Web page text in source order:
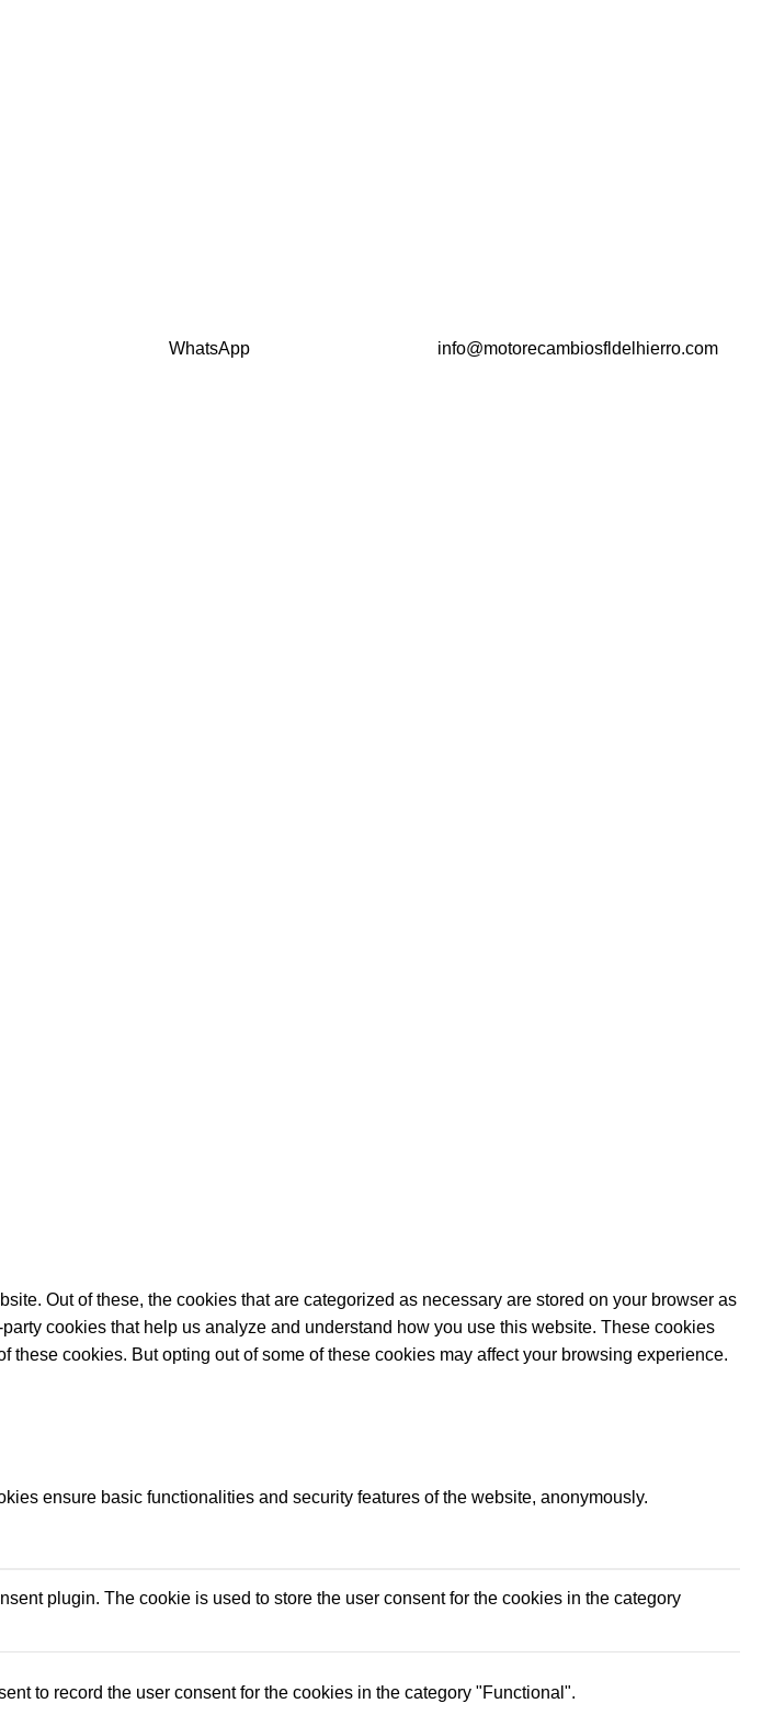
WhatsApp info@motorecambiosfldelhierro.com
Out of these, the cookies that are categorized as necessary are stored on your browser as
cookies that help us analyze and understand how you use this website. These cookies
cookies. But opting out of some of these cookies may affect your browsing experience.
ensure basic functionalities and security features of the website, anonymously.
plugin. The cookie is used to store the user consent for the cookies in the category
to record the user consent for the cookies in the category "Functional".